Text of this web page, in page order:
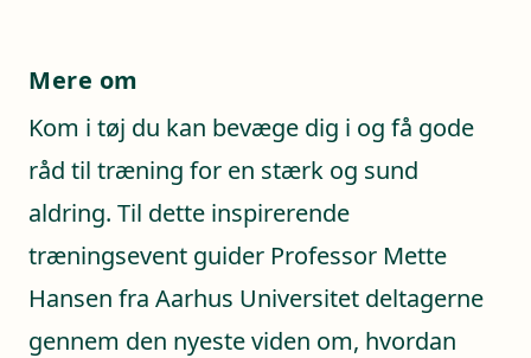
Mere om
Kom i tøj du kan bevæge dig i og få gode
råd til træning for en stærk og sund
aldring. Til dette inspirerende
træningsevent guider Professor Mette
Hansen fra Aarhus Universitet deltagerne
gennem den nyeste viden om, hvordan